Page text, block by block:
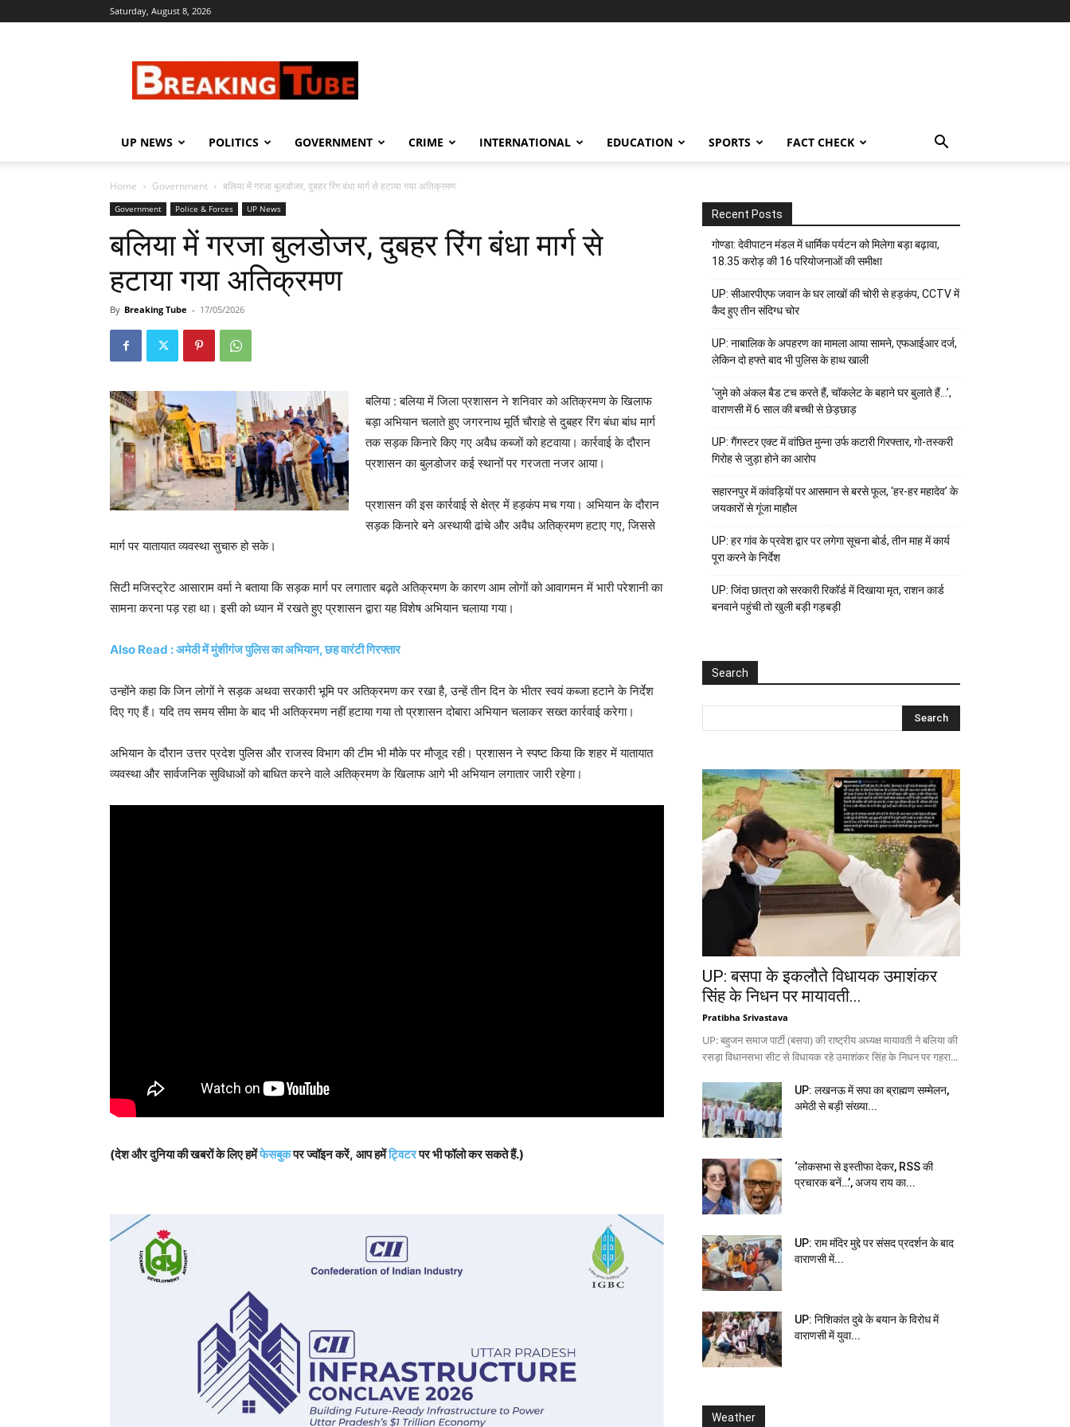
Saturday, August 8, 2026
UP NEWS POLITICS GOVERNMENT CRIME INTERNATIONAL EDUCATION SPORTS FACT CHECK
Home Government बलिया में गरजा बुलडोजर, दुबहर रिंग बंधा मार्ग से हटाया गया अतिक्रमण
Government Police & Forces UP News
बलिया में गरजा बुलडोजर, दुबहर रिंग बंधा मार्ग से
हटाया गया अतिक्रमण
By Breaking Tube - 17/05/2026
बलिया : बलिया में जिला प्रशासन ने शनिवार को अतिक्रमण के खिलाफ
बड़ा अभियान चलाते हुए जगरनाथ मूर्ति चौराहे से दुबहर रिंग बंधा बांध मार्ग
तक सड़क किनारे किए गए अवैध कब्जों को हटवाया। कार्रवाई के दौरान
प्रशासन का बुलडोजर कई स्थानों पर गरजता नजर आया।
प्रशासन की इस कार्रवाई से क्षेत्र में हड़कंप मच गया। अभियान के दौरान
सड़क किनारे बने अस्थायी ढांचे और अवैध अतिक्रमण हटाए गए, जिससे
मार्ग पर यातायात व्यवस्था सुचारु हो सके।
सिटी मजिस्ट्रेट आसाराम वर्मा ने बताया कि सड़क मार्ग पर लगातार बढ़ते अतिक्रमण के कारण आम लोगों को आवागमन में भारी परेशानी का
सामना करना पड़ रहा था। इसी को ध्यान में रखते हुए प्रशासन द्वारा यह विशेष अभियान चलाया गया।
Also Read : अमेठी में मुंशीगंज पुलिस का अभियान, छह वारंटी गिरफ्तार
उन्होंने कहा कि जिन लोगों ने सड़क अथवा सरकारी भूमि पर अतिक्रमण कर रखा है, उन्हें तीन दिन के भीतर स्वयं कब्जा हटाने के निर्देश
दिए गए हैं। यदि तय समय सीमा के बाद भी अतिक्रमण नहीं हटाया गया तो प्रशासन दोबारा अभियान चलाकर सख्त कार्रवाई करेगा।
अभियान के दौरान उत्तर प्रदेश पुलिस और राजस्व विभाग की टीम भी मौके पर मौजूद रही। प्रशासन ने स्पष्ट किया कि शहर में यातायात
व्यवस्था और सार्वजनिक सुविधाओं को बाधित करने वाले अतिक्रमण के खिलाफ आगे भी अभियान लगातार जारी रहेगा।
(देश और दुनिया की खबरों के लिए हमेंफेसबुकपर ज्वॉइन करें, आप हमेंट्विटरपर भी फॉलो कर सकते हैं.)
Recent Posts
गोण्डा: देवीपाटन मंडल में धार्मिक पर्यटन को मिलेगा बड़ा बढ़ावा,
18.35 करोड़ की 16 परियोजनाओं की समीक्षा
UP: सीआरपीएफ जवान के घर लाखों की चोरी से हड़कंप, CCTV में
कैद हुए तीन संदिग्ध चोर
UP: नाबालिक के अपहरण का मामला आया सामने, एफआईआर दर्ज,
लेकिन दो हफ्ते बाद भी पुलिस के हाथ खाली
‘जुमे को अंकल बैड टच करते हैं, चॉकलेट के बहाने घर बुलाते हैं…’,
वाराणसी में 6 साल की बच्ची से छेड़छाड़
UP: गैंगस्टर एक्ट में वांछित मुन्ना उर्फ कटारी गिरफ्तार, गो-तस्करी
गिरोह से जुड़ा होने का आरोप
सहारनपुर में कांवड़ियों पर आसमान से बरसे फूल, ‘हर-हर महादेव’ के
जयकारों से गूंजा माहौल
UP: हर गांव के प्रवेश द्वार पर लगेगा सूचना बोर्ड, तीन माह में कार्य
पूरा करने के निर्देश
UP: जिंदा छात्रा को सरकारी रिकॉर्ड में दिखाया मृत, राशन कार्ड
बनवाने पहुंची तो खुली बड़ी गड़बड़ी
Search
UP: बसपा के इकलौते विधायक उमाशंकर
सिंह के निधन पर मायावती...
Pratibha Srivastava
UP: बहुजन समाज पार्टी (बसपा) की राष्ट्रीय अध्यक्ष मायावती ने बलिया की
रसड़ा विधानसभा सीट से विधायक रहे उमाशंकर सिंह के निधन पर गहरा...
UP: लखनऊ में सपा का ब्राह्मण सम्मेलन,
अमेठी से बड़ी संख्या...
‘लोकसभा से इस्तीफा देकर, RSS की
प्रचारक बनें…’, अजय राय का...
UP: राम मंदिर मुद्दे पर संसद प्रदर्शन के बाद
वाराणसी में...
UP: निशिकांत दुबे के बयान के विरोध में
वाराणसी में युवा...
Weather